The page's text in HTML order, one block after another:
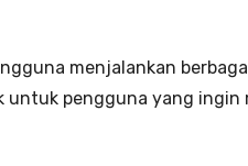
menjalankan
pengguna yang ingin